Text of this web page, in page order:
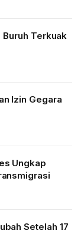
Terkuak
Izin Gegara
Ungkap
Setelah 17